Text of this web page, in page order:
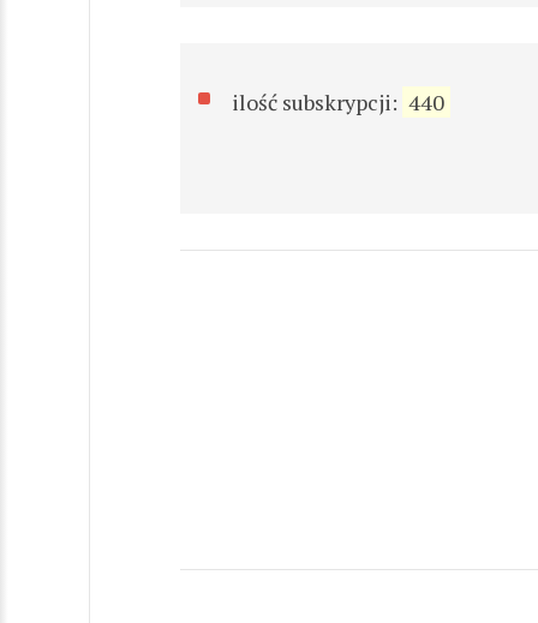
ilość subskrypcji: 440